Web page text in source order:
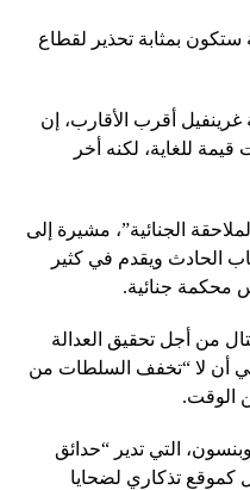
ستكون بمثابة تحذير لقطاع
أقرب الأقارب، إن
للغاية، لكنه أخر
الجنائية”، مشيرة إلى
الحادث ويقدم في كثير
محكمة جنائية.
من أجل تحقيق العدالة
في أن لا “تخفف السلطات من
الوقت.
التي تدير “حدائق
كموقع تذكاري لضحايا